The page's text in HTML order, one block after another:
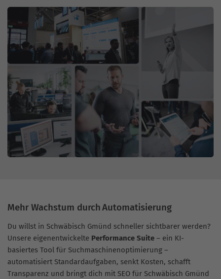
Mehr Wachstum durch Automatisierung
Du willst in Schwäbisch Gmünd schneller sichtbarer werden?
Unsere eigenentwickelte Performance Suite – ein KI-
basiertes Tool für Suchmaschinenoptimierung –
automatisiert Standardaufgaben, senkt Kosten, schafft
Transparenz und bringt dich mit SEO für Schwäbisch Gmünd